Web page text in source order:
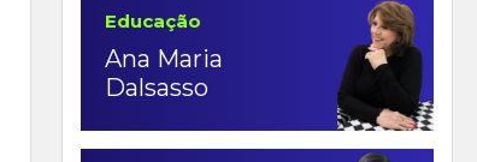
Educação
Ana Maria
Dalsasso